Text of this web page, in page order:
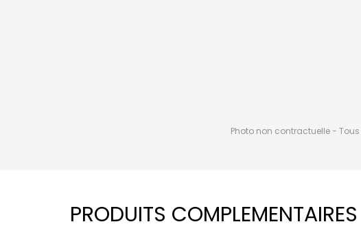
Photo non contractuelle -
PRODUITS COMPLEMENTAIRES